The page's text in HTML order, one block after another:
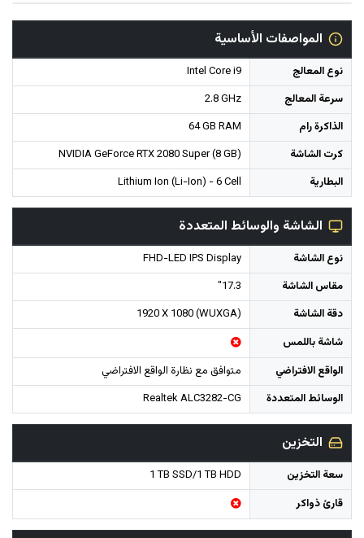
المواصفات الأساسية
نوع المعالج
Intel Core i9
سرعة المعالج
2.8 GHz
الذاكرة رام
64 GB RAM
كرت الشاشة
NVIDIA GeForce RTX 2080 Super (8 GB)
البطارية
Lithium Ion (Li-Ion) - 6 Cell
الشاشة والوسائط المتعددة
نوع الشاشة
FHD-LED IPS Display
مقاس الشاشة
17.3"
دقة الشاشة
1920 X 1080 (WUXGA)
شاشة باللمس
الواقع الافتراضي
الوسائط المتعددة
Realtek ALC3282-CG
التخزين
سعة التخزين
1 TB SSD/1 TB HDD
قارئ ذواكر